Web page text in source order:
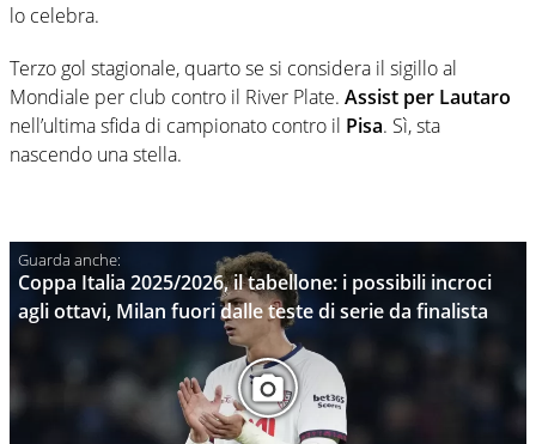
lo celebra.
Terzo gol stagionale, quarto se si considera il sigillo al
Mondiale per club contro il River Plate. Assist per Lautaro
nell’ultima sfida di campionato contro il Pisa. Sì, sta
nascendo una stella.
Coppa Italia 2025/2026, il tabellone: i possibili incroci
agli ottavi, Milan fuori dalle teste di serie da finalista